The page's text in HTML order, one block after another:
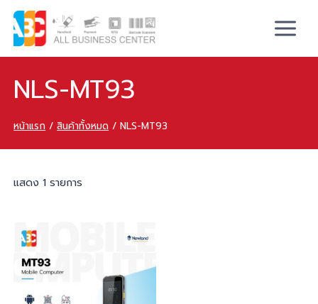
NLS-MT93
หน้าแรก / สินค้าทั้งหมด / NLS-MT93
แสดง 1 รายการ